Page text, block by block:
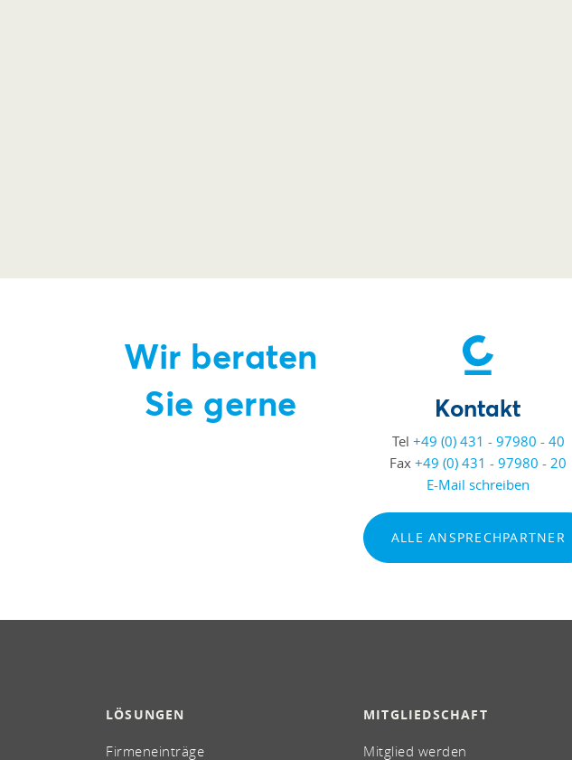
Wir beraten
Sie gerne
Kontakt
Tel +49 (0) 431 - 97980 - 40
Fax+49 (0) 431 - 97980 - 20
E-Mail schreiben
ALLE ANSPRECHPARTNER
LÖSUNGEN
Firmeneinträge
MITGLIEDSCHAFT
Mitglied werden